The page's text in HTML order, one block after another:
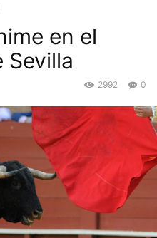
en el
Sevilla
0
2992